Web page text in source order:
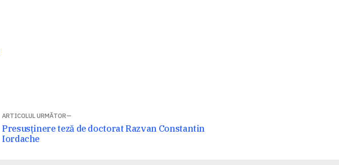
ARTICOLUL URMĂTOR
Articolul
următor:
Presusținere teză de doctorat Razvan Constantin
Iordache